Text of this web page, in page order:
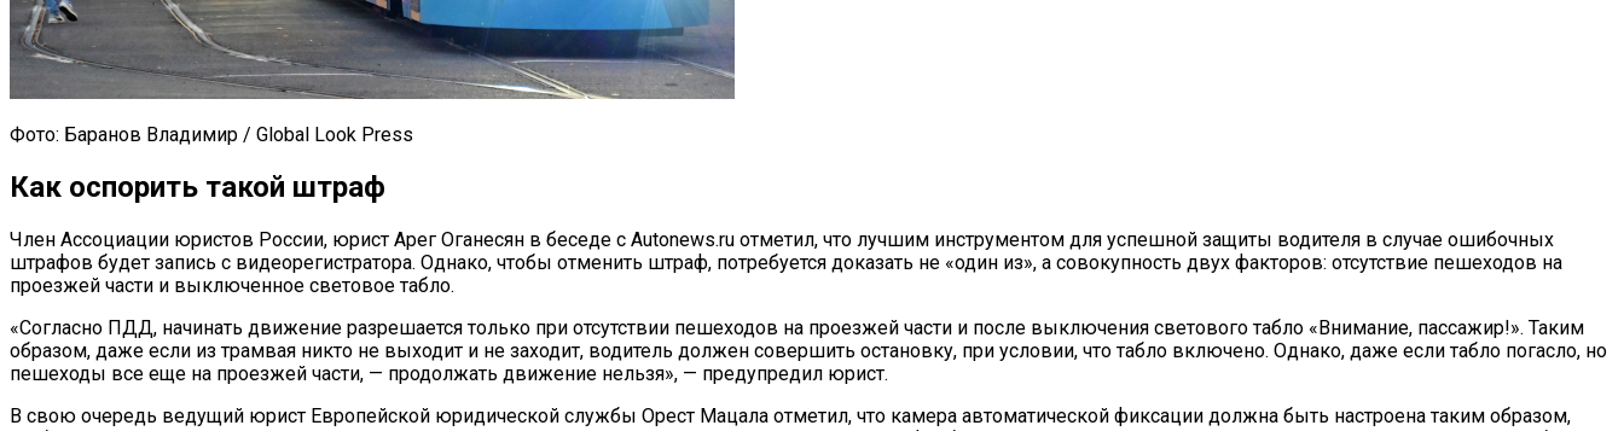
Фото: Баранов Владимир / Global Look Press
Как оспорить такой штраф
Член Ассоциации юристов России, юрист Арег Оганесян в беседе с Autonews.ru отметил, что лучшим инструментом для успешной защиты водителя в случае ошибочных
штрафов будет запись с видеорегистратора. Однако, чтобы отменить штраф, потребуется доказать не «один из», а совокупность двух факторов: отсутствие пешеходов на
проезжей части и выключенное световое табло.
«Согласно ПДД, начинать движение разрешается только при отсутствии пешеходов на проезжей части и после выключения светового табло «Внимание, пассажир!». Таким
образом, даже если из трамвая никто не выходит и не заходит, водитель должен совершить остановку, при условии, что табло включено. Однако, даже если табло погасло, но
пешеходы все еще на проезжей части, — продолжать движение нельзя», — предупредил юрист.
В свою очередь ведущий юрист Европейской юридической службы Орест Мацала отметил, что камера автоматической фиксации должна быть настроена таким образом,